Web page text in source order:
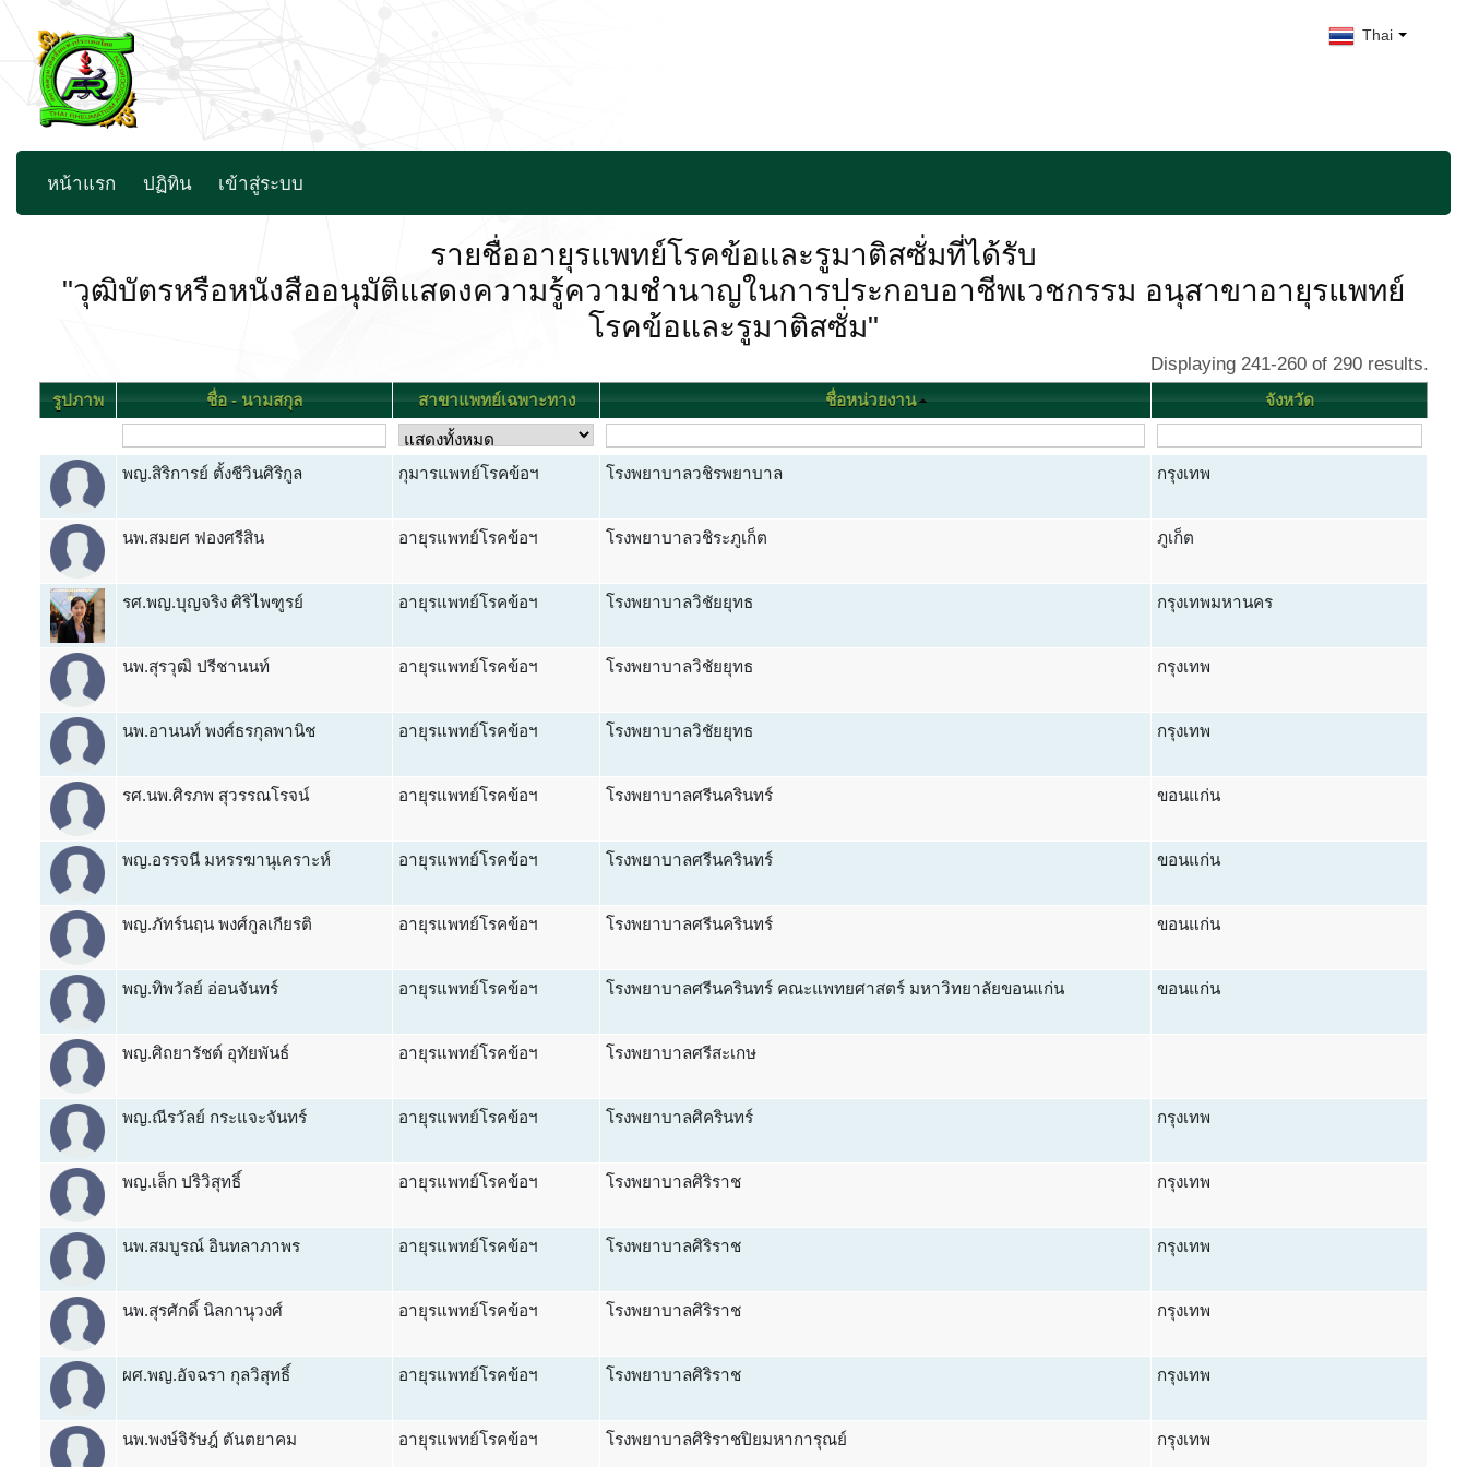
Thai
หน้าแรก ปฏิทิน เข้าสู่ระบบ
รายชื่ออายุรแพทย์โรคข้อและรูมาติสซั่มที่ได้รับ
"วุฒิบัตรหรือหนังสืออนุมัติแสดงความรู้ความชำนาญในการประกอบอาชีพเวชกรรม อนุสาขาอายุรแพทย์
โรคข้อและรูมาติสซั่ม"
Displaying 241-260 of 290 results.
รูปภาพ ชื่อ - นามสกุล สาขาแพทย์เฉพาะทาง ชื่อหน่วยงาน จังหวัด
พญ.สิริการย์ ตั้งชีวินศิริกูล กุมารแพทย์โรคข้อฯ โรงพยาบาลวชิรพยาบาล กรุงเทพ
นพ.สมยศ ฟองศรีสิน อายุรแพทย์โรคข้อฯ โรงพยาบาลวชิระภูเก็ต ภูเก็ต
รศ.พญ.บุญจริง ศิริไพฑูรย์ อายุรแพทย์โรคข้อฯ โรงพยาบาลวิชัยยุทธ กรุงเทพมหานคร
นพ.สุรวุฒิ ปรีชานนท์ อายุรแพทย์โรคข้อฯ โรงพยาบาลวิชัยยุทธ กรุงเทพ
นพ.อานนท์ พงศ์ธรกุลพานิช อายุรแพทย์โรคข้อฯ โรงพยาบาลวิชัยยุทธ กรุงเทพ
รศ.นพ.ศิรภพ สุวรรณโรจน์ อายุรแพทย์โรคข้อฯ โรงพยาบาลศรีนครินทร์ ขอนแก่น
พญ.อรรจนี มหรรฆานุเคราะห์ อายุรแพทย์โรคข้อฯ โรงพยาบาลศรีนครินทร์ ขอนแก่น
พญ.ภัทร์นฤน พงศ์กูลเกียรติ อายุรแพทย์โรคข้อฯ โรงพยาบาลศรีนครินทร์ ขอนแก่น
พญ.ทิพวัลย์ อ่อนจันทร์ อายุรแพทย์โรคข้อฯ โรงพยาบาลศรีนครินทร์ คณะแพทยศาสตร์ มหาวิทยาลัยขอนแก่น ขอนแก่น
พญ.ศิถยารัชต์ อุทัยพันธ์ อายุรแพทย์โรคข้อฯ โรงพยาบาลศรีสะเกษ
พญ.ณีรวัลย์ กระแจะจันทร์ อายุรแพทย์โรคข้อฯ โรงพยาบาลศิครินทร์ กรุงเทพ
พญ.เล็ก ปริวิสุทธิ์ อายุรแพทย์โรคข้อฯ โรงพยาบาลศิริราช กรุงเทพ
นพ.สมบูรณ์ อินทลาภาพร อายุรแพทย์โรคข้อฯ โรงพยาบาลศิริราช กรุงเทพ
นพ.สุรศักดิ์ นิลกานุวงศ์ อายุรแพทย์โรคข้อฯ โรงพยาบาลศิริราช กรุงเทพ
ผศ.พญ.อัจฉรา กุลวิสุทธิ์ อายุรแพทย์โรคข้อฯ โรงพยาบาลศิริราช กรุงเทพ
นพ.พงษ์จิรัษฎ์ ตันตยาคม อายุรแพทย์โรคข้อฯ โรงพยาบาลศิริราชปิยมหาการุณย์ กรุงเทพ